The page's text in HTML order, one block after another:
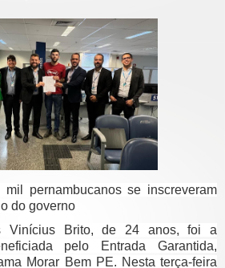
pernambucanos se inscreveram
do governo
Vinícius Brito, de 24 anos, foi a
pelo Entrada Garantida,
Morar Bem PE. Nesta terça-feira